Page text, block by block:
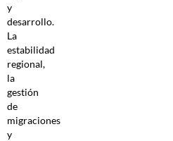
y
desarrollo.
La
estabilidad
regional,
la
gestión
de
migraciones
y